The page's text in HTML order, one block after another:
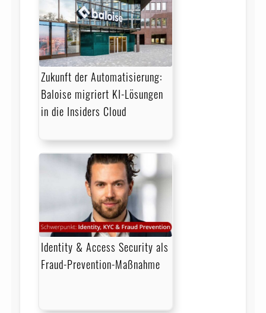
Zukunft der Automatisierung:
Baloise migriert KI-Lösungen
in die Insiders Cloud
Identity & Access Security als
Fraud-Prevention-Maßnahme